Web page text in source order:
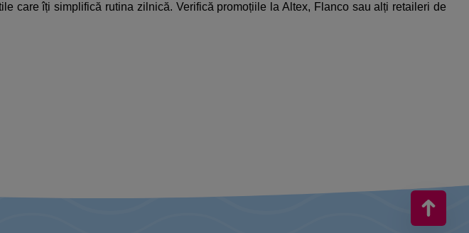
care îți simplifică rutina zilnică. Verifică promoțiile la Altex, Flanco sau alți retaileri de